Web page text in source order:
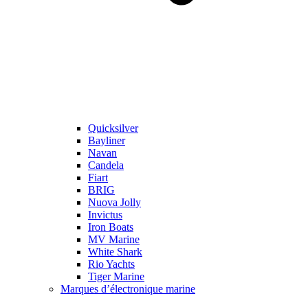
Quicksilver
Bayliner
Navan
Candela
Fiart
BRIG
Nuova Jolly
Invictus
Iron Boats
MV Marine
White Shark
Rio Yachts
Tiger Marine
Marques d’électronique marine